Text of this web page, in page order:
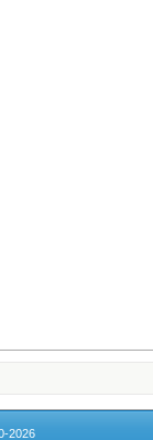
2026